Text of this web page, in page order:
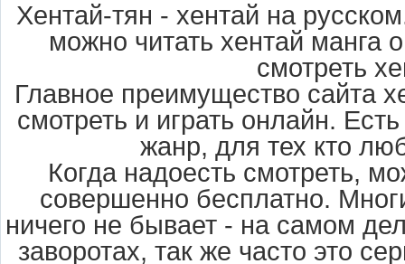
Хентай-тян - хентай на
можно читать хентай манга
смотреть
Главное преимущество сайта
смотреть и играть онлайн.
жанр, для тех кто
Когда надоесть смотреть,
совершенно бесплатно.
ничего не бывает - на самом
заворотах, так же часто это